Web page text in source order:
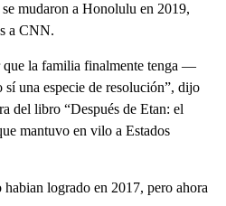
mudaron a Honolulu en 2019,
a CNN.
que la familia finalmente tenga —
una especie de resolución”, dijo
del libro “Después de Etan: el
mantuvo en vilo a Estados
logrado en 2017, pero ahora